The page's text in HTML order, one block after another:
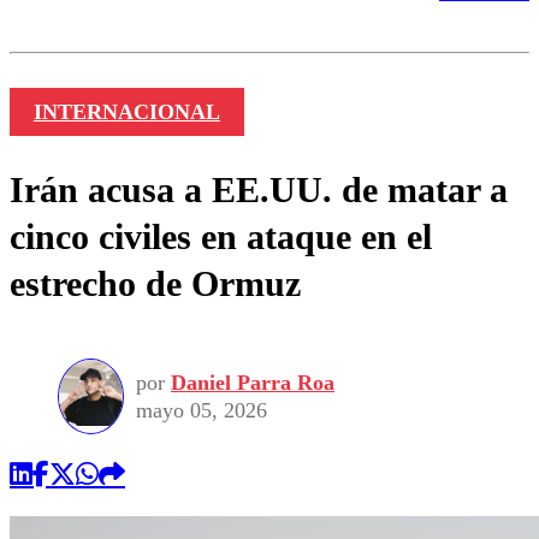
INTERNACIONAL
Irán acusa a EE.UU. de matar a
cinco civiles en ataque en el
estrecho de Ormuz
por Daniel Parra Roa
mayo 05, 2026